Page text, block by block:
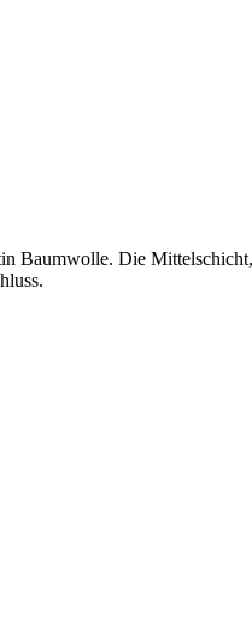
Baumwolle. Die